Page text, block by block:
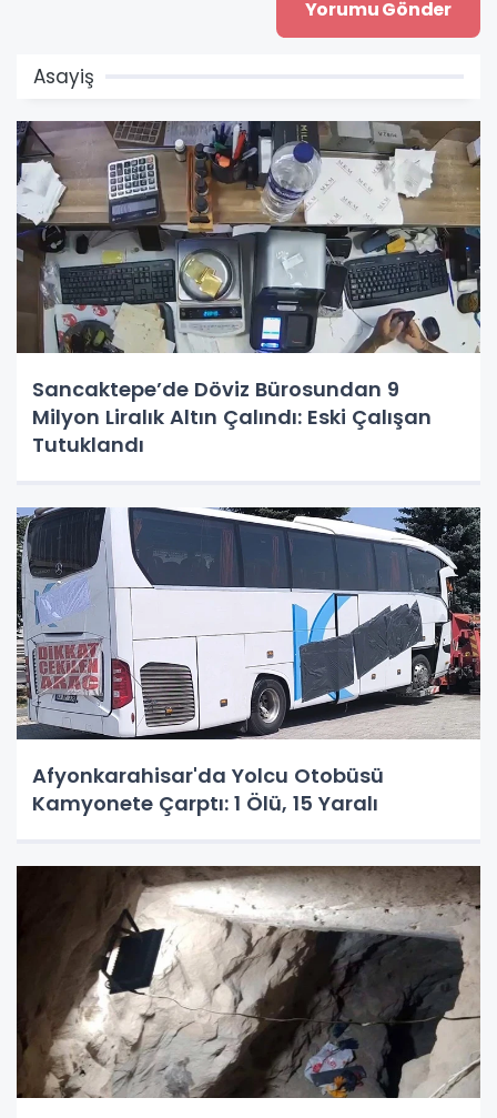
Asayiş
Sancaktepe’de Döviz Bürosundan 9
Milyon Liralık Altın Çalındı: Eski Çalışan
Tutuklandı
Afyonkarahisar'da Yolcu Otobüsü
Kamyonete Çarptı: 1 Ölü, 15 Yaralı